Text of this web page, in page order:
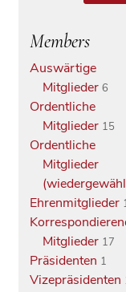
Members
Auswärtige
Mitglieder 6
Ordentliche
Mitglieder 15
Ordentliche
Mitglieder
Ehrenmitglieder
Mitglieder 17
Präsidenten 1
Vizepräsidenten